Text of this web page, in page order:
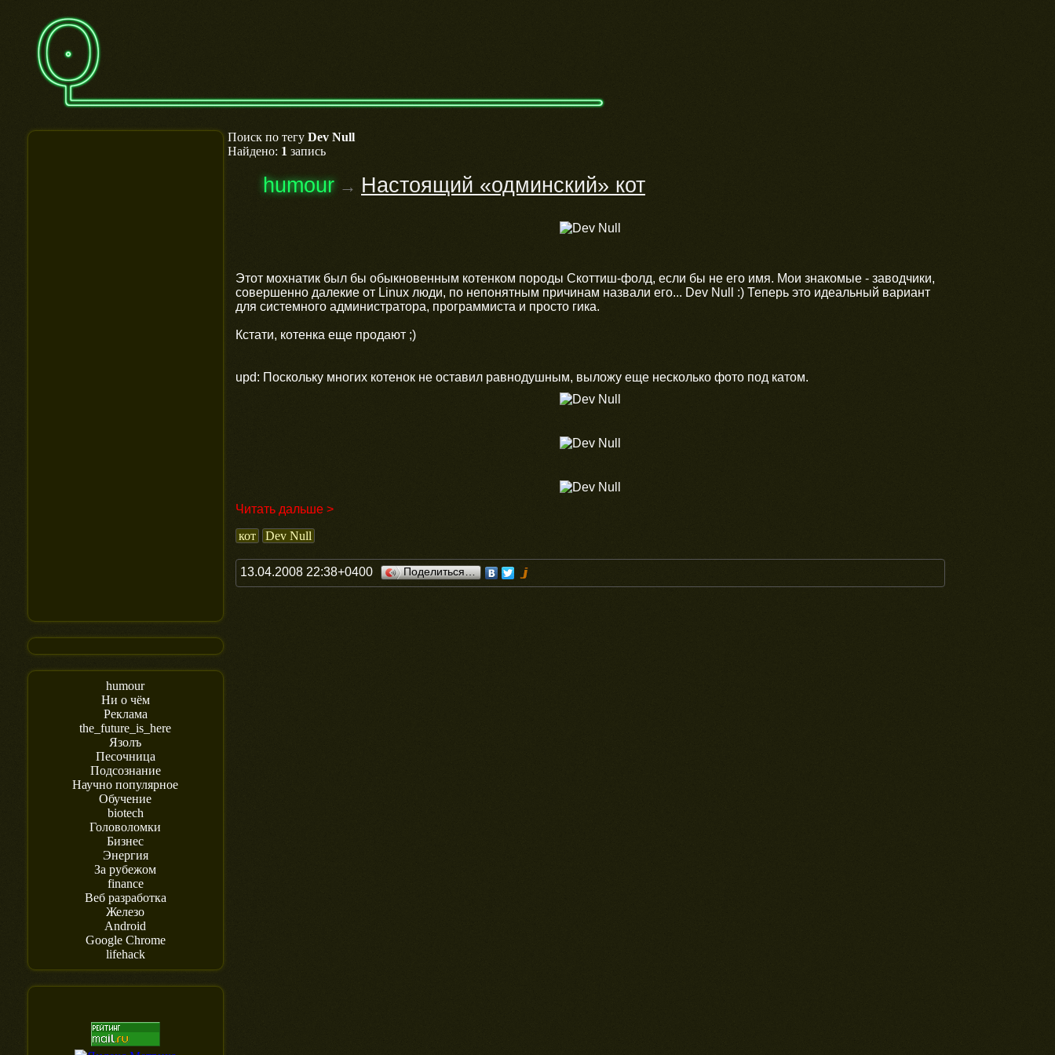
humour
Ни о чём
Реклама
the_future_is_here
Язолъ
Песочница
Подсознание
Научно популярное
Обучение
biotech
Головоломки
Бизнес
Энергия
За рубежом
finance
Веб разработка
Железо
Android
Google Chrome
lifehack
Поиск по тегу Dev Null
Найдено: 1 запись
humour → Настоящий «одминский» кот
Этот мохнатик был бы обыкновенным котенком породы Скоттиш-фолд, если бы не его имя. Мои знакомые - заводчики,
совершенно далекие от Linux люди, по непонятным причинам назвали его... Dev Null :) Теперь это идеальный вариант
для системного администратора, программиста и просто гика.
Кстати, котенка еще продают ;)
upd: Поскольку многих котенок не оставил равнодушным, выложу еще несколько фото под катом.
Читать дальше >
кот
Dev Null
13.04.2008 22:38+0400 Поделиться…